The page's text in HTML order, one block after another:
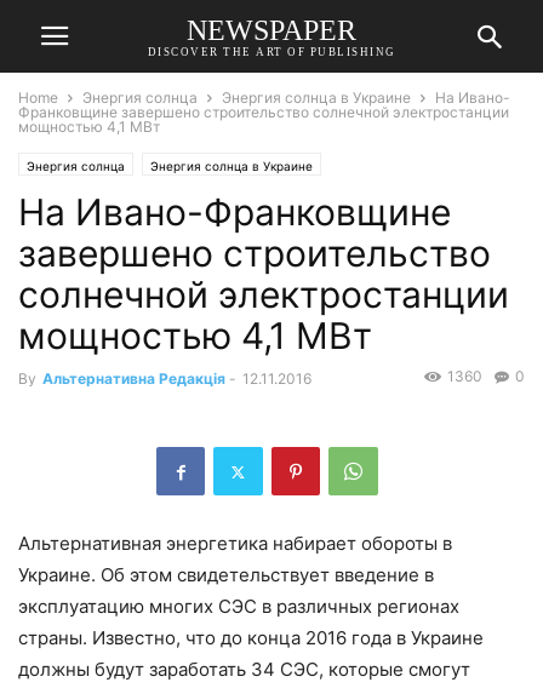
NEWSPAPER
DISCOVER THE ART OF PUBLISHING
Home Энергия солнца Энергия солнца в Украине
На Ивано-
Франковщине завершено строительство солнечной электростанции
мощностью 4,1 МВт
Энергия солнца Энергия солнца в Украине
На Ивано-Франковщине
завершено строительство
солнечной электростанции
мощностью 4,1 МВт
By Альтернативна Редакція - 12.11.2016 0
1360
Альтернативная энергетика набирает обороты в
Украине. Об этом свидетельствует введение в
эксплуатацию многих СЭС в различных регионах
страны. Известно, что до конца 2016 года в Украине
должны будут заработать 34 СЭС, которые смогут